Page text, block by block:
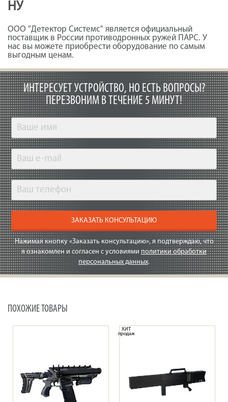
НУ
ООО "Детектор Системс" является официальный
поставщик в России противодронных ружей ПАРС. У
нас вы можете приобрести оборудование по самым
выгодным ценам.
ИНТЕРЕСУЕТ УСТРОЙСТВО, НО ЕСТЬ ВОПРОСЫ?
ПЕРЕЗВОНИМ В ТЕЧЕНИЕ 5 МИНУТ!
ЗАКАЗАТЬ КОНСУЛЬТАЦИЮ
Нажимая кнопку «Заказать консультацию», я подтверждаю, что
я ознакомлен и согласен с условиями политики обработки
персональных данных.
ПОХОЖИЕ ТОВАРЫ
ХИТ
продаж